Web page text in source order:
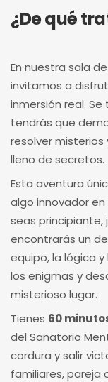
¿De qué
En nuestra sala
invitamos a
inmersión real.
tendrás que
resolver misterios
lleno de secretos.
Esta aventura
algo innovador
seas
encontrarás un
equipo, la lógica
los enigmas y
misterioso lugar.
Tienes 60
del Sanatorio
cordura y salir
familiares, pareja